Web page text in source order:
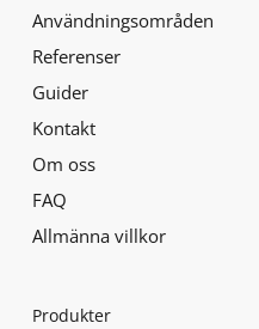
Användningsområden
Referenser
Guider
Kontakt
Om oss
FAQ
Allmänna villkor
Produkter